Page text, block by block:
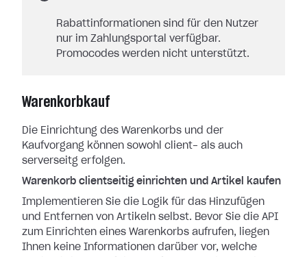
Rabattinformationen sind für den Nutzer
nur im Zahlungsportal verfügbar.
Promocodes werden nicht unterstützt.
Warenkorbkauf
Die Einrichtung des Warenkorbs und der
Kaufvorgang können sowohl client- als auch
serverseitg erfolgen.
Warenkorb clientseitig einrichten und Artikel kaufen
Implementieren Sie die Logik für das Hinzufügen
und Entfernen von Artikeln selbst. Bevor Sie die API
zum Einrichten eines Warenkorbs aufrufen, liegen
Ihnen keine Informationen darüber vor, welche